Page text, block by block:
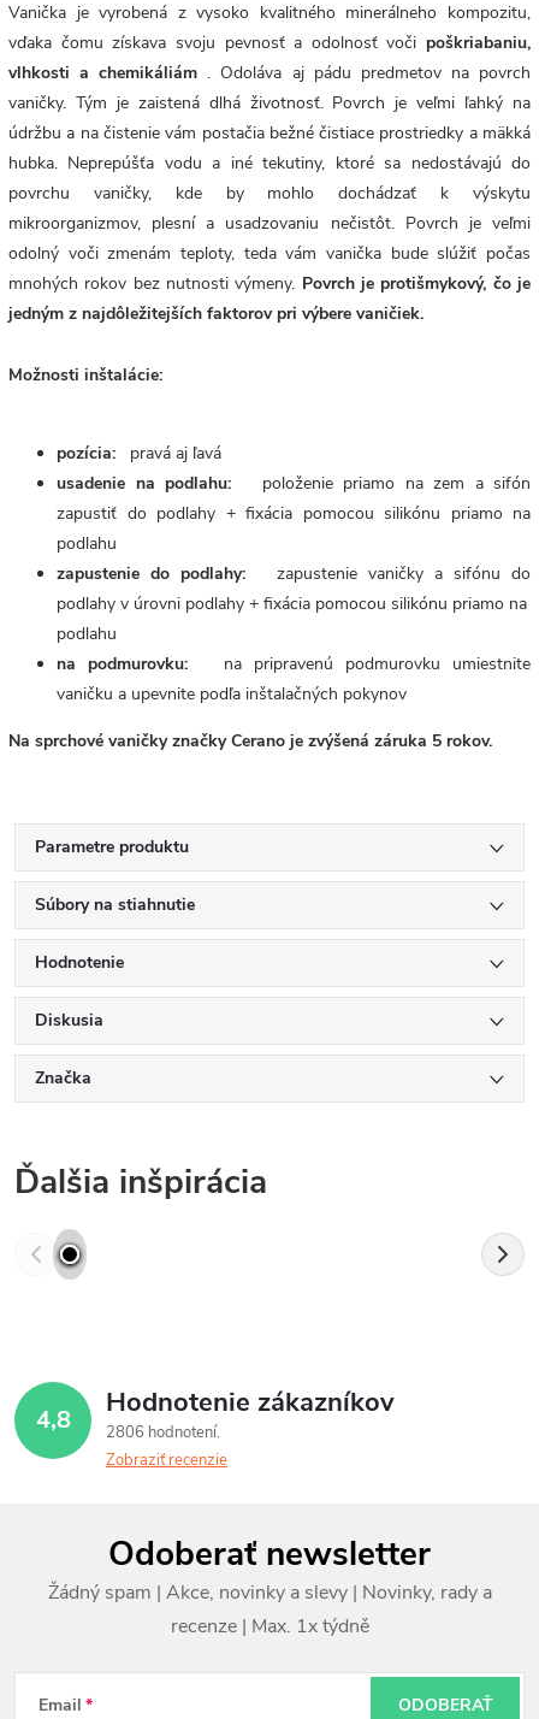
Vanička je vyrobená z vysoko kvalitného minerálneho kompozitu,
vďaka čomu získava svoju pevnosť a odolnosť voči poškriabaniu,
vlhkosti a chemikáliám . Odoláva aj pádu predmetov na povrch
vaničky. Tým je zaistená dlhá životnosť. Povrch je veľmi ľahký na
údržbu a na čistenie vám postačia bežné čistiace prostriedky a mäkká
hubka. Neprepúšťa vodu a iné tekutiny, ktoré sa nedostávajú do
povrchu vaničky, kde by mohlo dochádzať k výskytu
mikroorganizmov, plesní a usadzovaniu nečistôt. Povrch je veľmi
odolný voči zmenám teploty, teda vám vanička bude slúžiť počas
mnohých rokov bez nutnosti výmeny. Povrch je protišmykový, čo je
jedným z najdôležitejších faktorov pri výbere vaničiek.
Možnosti inštalácie:
pozícia:
pravá aj ľavá
usadenie na podlahu:
položenie priamo na zem a sifón
zapustiť do podlahy + fixácia pomocou silikónu priamo na
podlahu
zapustenie do podlahy:
zapustenie vaničky a sifónu do
podlahy v úrovni podlahy + fixácia pomocou silikónu priamo na
podlahu
na podmurovku:
na pripravenú podmurovku umiestnite
vaničku a upevnite podľa inštalačných pokynov
Na sprchové vaničky značky Cerano je zvýšená záruka 5 rokov.
Parametre produktu
Súbory na stiahnutie
Hodnotenie
Diskusia
Značka
Ďalšia inšpirácia
4,8 Hodnotenie zákazníkov
2806 hodnotení
Zobraziť recenzie
ä
Odoberať newsletter
Email ODOBERAŤ